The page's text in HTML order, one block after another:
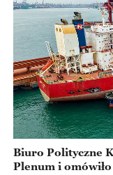
Biuro Polityczne
Plenum i